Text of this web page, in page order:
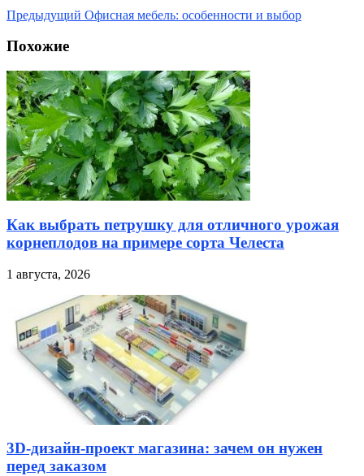
Предыдущий Офисная мебель: особенности и выбор
Похожие
Как выбрать петрушку для отличного урожая
корнеплодов на примере сорта Челеста
1 августа, 2026
3D-дизайн-проект магазина: зачем он нужен
перед заказом